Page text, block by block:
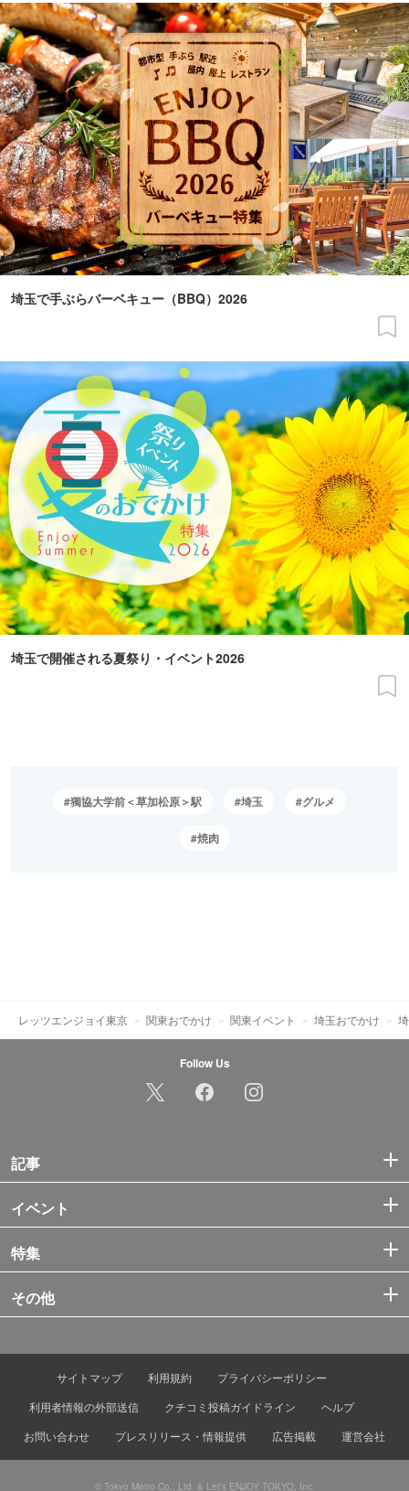
埼玉で手ぶらバーベキュー（BBQ）2026
埼玉で開催される夏祭り・イベント2026
獨協大学前＜草加松原＞駅 埼玉 グルメ
焼肉
レッツエンジョイ東京 関東おでかけ 関東イベント 埼玉おでかけ
Follow Us
記事
イベント
特集
その他
サイトマップ 利用規約
プライバシーポリシー
利用者情報の外部送信
クチコミ投稿ガイドライン
ヘルプ
お問い合わせ
プレスリリース・情報提供 広告掲載 運営会社
© Tokyo Metro Co., Ltd. & Let’s ENJOY TOKYO, Inc.